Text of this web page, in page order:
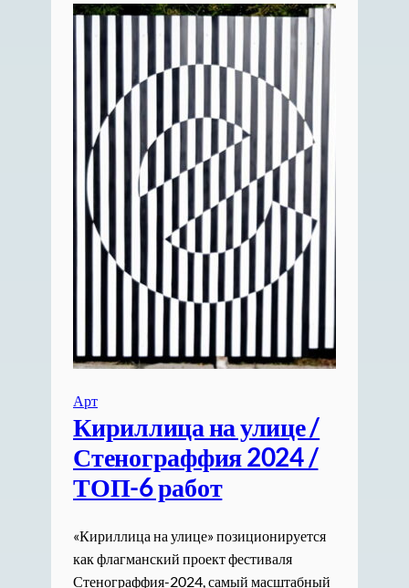
Арт
Кириллица на улице /
Стенограффия 2024 /
ТОП-6 работ
«Кириллица на улице» позиционируется
как флагманский проект фестиваля
Стенограффия-2024, самый масштабный